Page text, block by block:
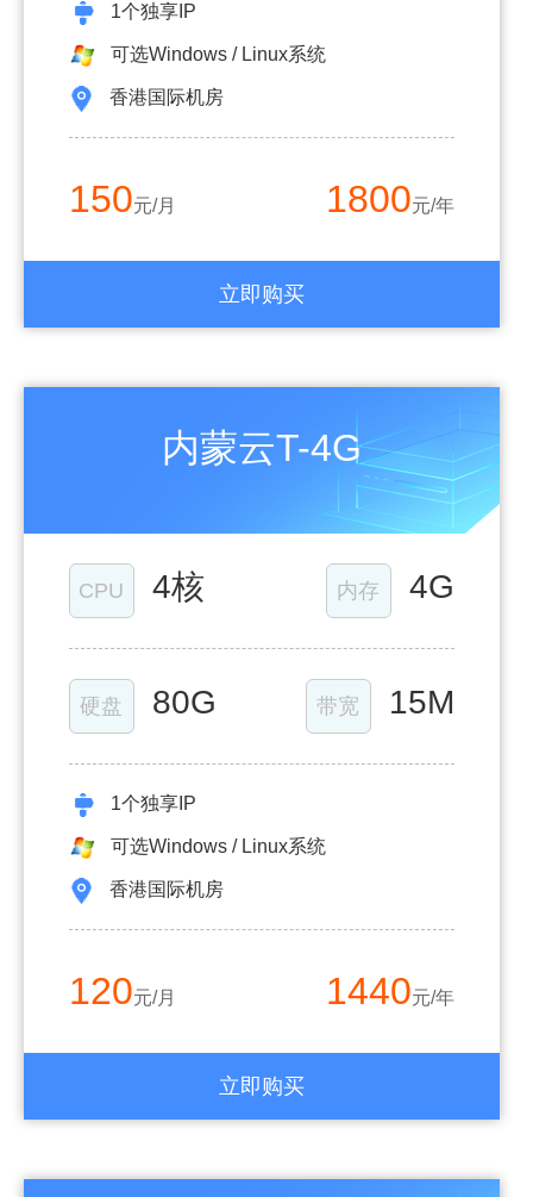
1个独享IP
可选Windows / Linux系统
香港国际机房
150元/月 1800元/年
立即购买
内蒙云T-4G
CPU 4核 内存 4G
硬盘 80G 带宽 15M
1个独享IP
可选Windows / Linux系统
香港国际机房
120元/月 1440元/年
立即购买